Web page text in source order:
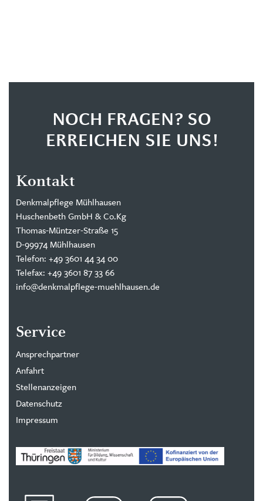
NOCH FRAGEN? SO
ERREICHEN SIE UNS!
Kontakt
Denkmalpflege Mühlhausen
Huschenbeth GmbH & Co.Kg
Thomas-Müntzer-Straße 15
D-99974 Mühlhausen
Telefon: +49 3601 44 34 00
Telefax: +49 3601 87 33 66
info@denkmalpflege-muehlhausen.de
Service
Ansprechpartner
Anfahrt
Stellenanzeigen
Datenschutz
Impressum